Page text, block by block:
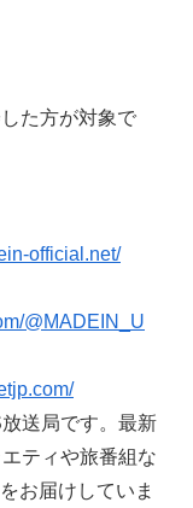
た方が対象で
official.net/
@MADEIN_U
送局です。最新
ティや旅番組な
お届けしていま